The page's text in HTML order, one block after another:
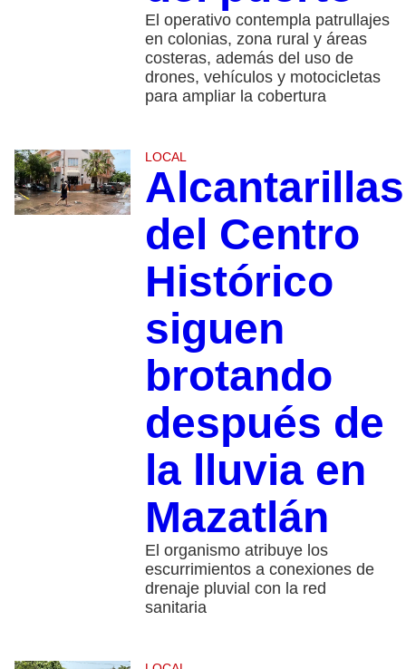
El operativo contempla patrullajes
en colonias, zona rural y áreas
costeras, además del uso de
drones, vehículos y motocicletas
para ampliar la cobertura
LOCAL
Alcantarillas
del Centro
Histórico
siguen
brotando
después de
la lluvia en
Mazatlán
El organismo atribuye los
escurrimientos a conexiones de
drenaje pluvial con la red
sanitaria